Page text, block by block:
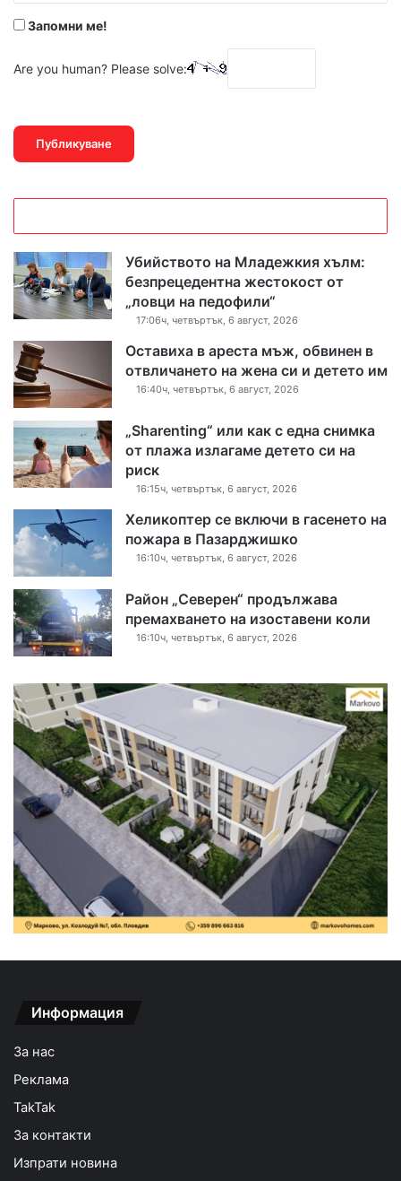
Запомни ме!
Are you human? Please solve:
Убийството на Младежкия хълм:
безпрецедентна жестокост от
„ловци на педофили“
17:06ч, четвъртък, 6 август, 2026
Оставиха в ареста мъж, обвинен в
отвличането на жена си и детето им
16:40ч, четвъртък, 6 август, 2026
„Sharenting“ или как с една снимка
от плажа излагаме детето си на
риск
16:15ч, четвъртък, 6 август, 2026
Хеликоптер се включи в гасенето на
пожара в Пазарджишко
16:10ч, четвъртък, 6 август, 2026
Район „Северен“ продължава
премахването на изоставени коли
16:10ч, четвъртък, 6 август, 2026
Информация
За нас
Реклама
TakTak
За контакти
Изпрати новина